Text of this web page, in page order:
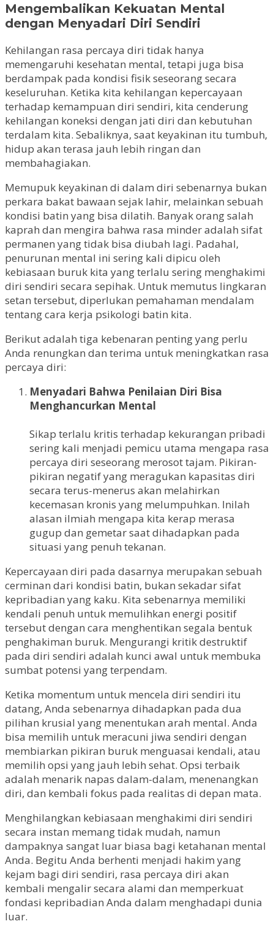
Mengembalikan Kekuatan Mental
dengan Menyadari Diri Sendiri
Kehilangan rasa percaya diri tidak hanya
memengaruhi kesehatan mental, tetapi juga bisa
berdampak pada kondisi fisik seseorang secara
keseluruhan. Ketika kita kehilangan kepercayaan
terhadap kemampuan diri sendiri, kita cenderung
kehilangan koneksi dengan jati diri dan kebutuhan
terdalam kita. Sebaliknya, saat keyakinan itu tumbuh,
hidup akan terasa jauh lebih ringan dan
membahagiakan.
Memupuk keyakinan di dalam diri sebenarnya bukan
perkara bakat bawaan sejak lahir, melainkan sebuah
kondisi batin yang bisa dilatih. Banyak orang salah
kaprah dan mengira bahwa rasa minder adalah sifat
permanen yang tidak bisa diubah lagi. Padahal,
penurunan mental ini sering kali dipicu oleh
kebiasaan buruk kita yang terlalu sering menghakimi
diri sendiri secara sepihak. Untuk memutus lingkaran
setan tersebut, diperlukan pemahaman mendalam
tentang cara kerja psikologi batin kita.
Berikut adalah tiga kebenaran penting yang perlu
Anda renungkan dan terima untuk meningkatkan rasa
percaya diri:
Menyadari Bahwa Penilaian Diri Bisa
Menghancurkan Mental
Sikap terlalu kritis terhadap kekurangan pribadi
sering kali menjadi pemicu utama mengapa rasa
percaya diri seseorang merosot tajam. Pikiran-
pikiran negatif yang meragukan kapasitas diri
secara terus-menerus akan melahirkan
kecemasan kronis yang melumpuhkan. Inilah
alasan ilmiah mengapa kita kerap merasa
gugup dan gemetar saat dihadapkan pada
situasi yang penuh tekanan.
Kepercayaan diri pada dasarnya merupakan sebuah
cerminan dari kondisi batin, bukan sekadar sifat
kepribadian yang kaku. Kita sebenarnya memiliki
kendali penuh untuk memulihkan energi positif
tersebut dengan cara menghentikan segala bentuk
penghakiman buruk. Mengurangi kritik destruktif
pada diri sendiri adalah kunci awal untuk membuka
sumbat potensi yang terpendam.
Ketika momentum untuk mencela diri sendiri itu
datang, Anda sebenarnya dihadapkan pada dua
pilihan krusial yang menentukan arah mental. Anda
bisa memilih untuk meracuni jiwa sendiri dengan
membiarkan pikiran buruk menguasai kendali, atau
memilih opsi yang jauh lebih sehat. Opsi terbaik
adalah menarik napas dalam-dalam, menenangkan
diri, dan kembali fokus pada realitas di depan mata.
Menghilangkan kebiasaan menghakimi diri sendiri
secara instan memang tidak mudah, namun
dampaknya sangat luar biasa bagi ketahanan mental
Anda. Begitu Anda berhenti menjadi hakim yang
kejam bagi diri sendiri, rasa percaya diri akan
kembali mengalir secara alami dan memperkuat
fondasi kepribadian Anda dalam menghadapi dunia
luar.